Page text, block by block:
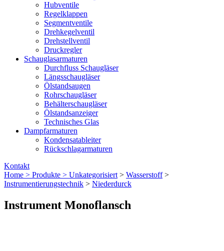
Hubventile
Regelklappen
Segmentventile
Drehkegelventil
Drehstellventil
Druckregler
Schauglas­armaturen
Durchfluss Schaugläser
Längsschaugläser
Ölstandsaugen
Rohrschaugläser
Behälterschaugläser
Ölstandsanzeiger
Technisches Glas
Dampfarmaturen
Kondensatableiter
Rückschlagarmaturen
Kontakt
Home > Produkte > Unkategorisiert > Wasserstoff>
Instrumentierungstechnik > Niederdurck
Instrument Monoflansch